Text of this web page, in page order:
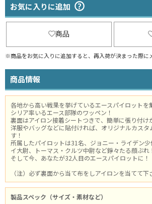
お気に入りに追加
商品
※商品をお気に入りに追加すると、再入荷が決まった際に
商品情報
各地から高い戦果を挙げているエースパイロットを
シリア率いるエース部隊のワッペン！
裏面はアイロン接着シートつきで、簡単に張り付け
洋服やバッグなどに貼付ければ、オリジナルカスタ
す！
所属したパイロットは31名、ジョニー・ライデン
イ大尉、トーマス・クルツ中尉など錚々たる顔ぶれ
そして今、あなたが32人目のエースパイロットに！
（注）必ず裏面から当て布をしアイロンを当てて下
製品スペック（サイズ・素材など）